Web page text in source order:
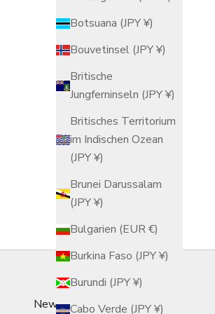
Botsuana (JPY ¥)
Bouvetinsel (JPY ¥)
Britische
Jungferninseln (JPY ¥)
Britisches Territorium
im Indischen Ozean
(JPY ¥)
Brunei Darussalam
(JPY ¥)
Bulgarien (EUR €)
Burkina Faso (JPY ¥)
Burundi (JPY ¥)
Cabo Verde (JPY ¥)
Kikka Weiß Chrysanthemen-Donabe,
Personen
Angebot
$143.00 USD
Newsletter